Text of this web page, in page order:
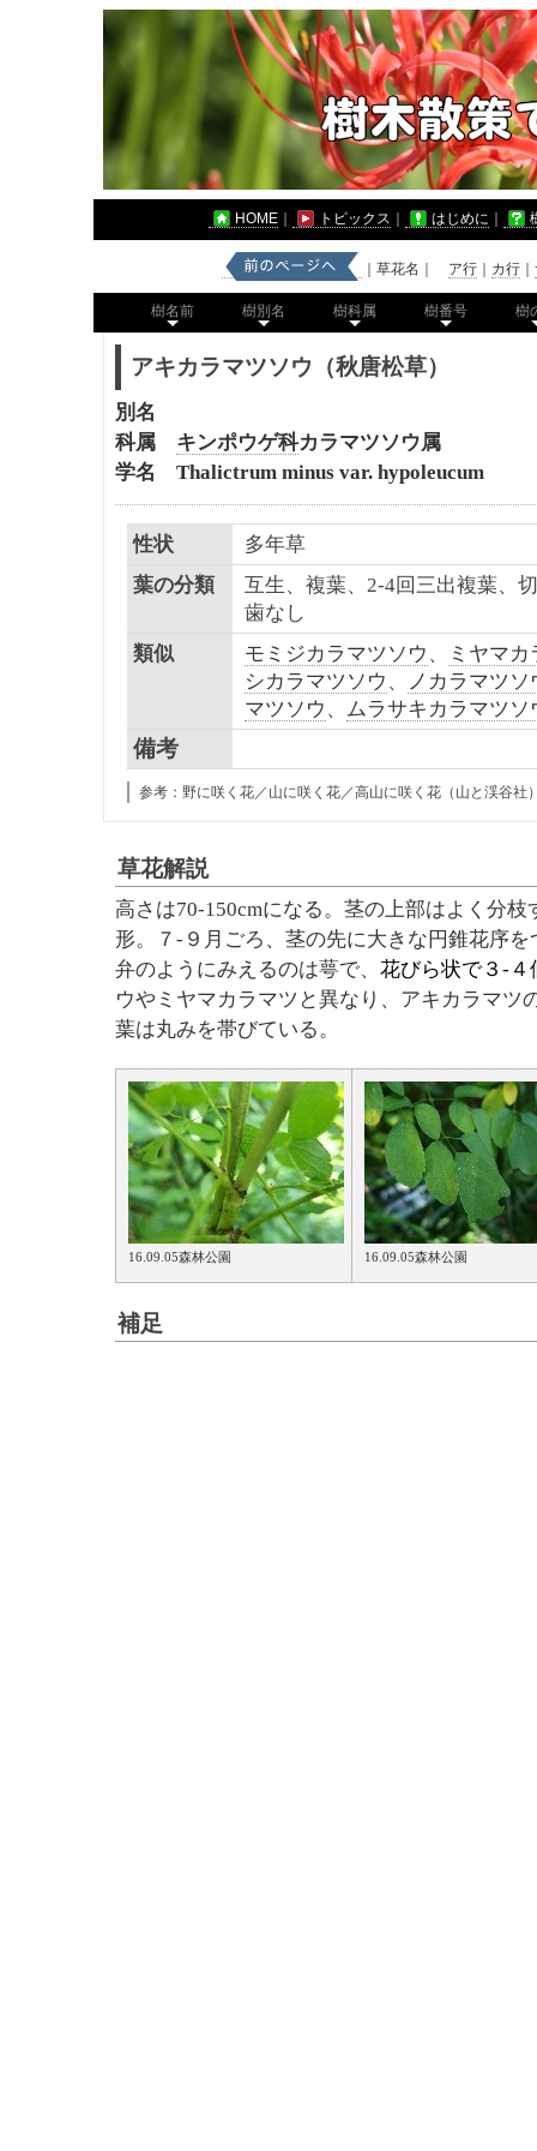
HOME トピックス はじめに
｜草花名｜ ア行 カ行
樹名前 樹別名 樹科属 樹番号 樹
アキカラマツソウ（秋唐松草）
別名
科属 キンポウゲ科カラマツソウ属
学名 Thalictrum minus var. hypoleucum
性状
多年草
葉の分類
互生、複葉、2-4回三出複葉、
歯なし
類似
モミジカラマツソウ 、
ミヤマ
シカラマツソウ 、
ノカラマツソ
マツソウ 、 ムラサキカラマツソ
備考
参考：野に咲く花／山に咲く花／高山に咲く花（山と渓谷社
草花解説
高さは70-150cmになる。茎の上部はよく分
形。７-９月ごろ、茎の先に大きな円錐花序
弁のようにみえるのは萼で、 花びら状で３-４
ウやミヤマカラマツと異なり、アキカラマ
葉は丸みを帯びている。
16.09.05森林公園 16.09.05森林公園
補足